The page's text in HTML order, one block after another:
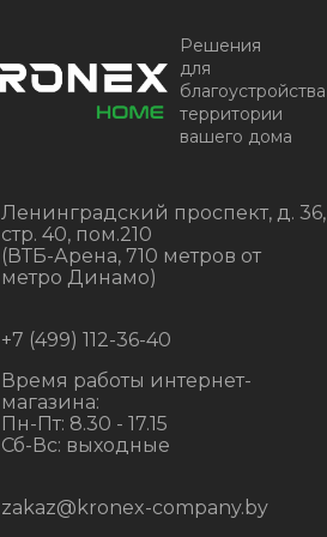
-
КУПИТЬ
Решения
для
благоустройства
территории
вашего дома
Ленинградский проспект, д. 36,
стр. 40, пом.210
(ВТБ-Арена, 710 метров от
метро Динамо)
+7 (499) 112-36-40
Время работы интернет-
магазина:
Пн-Пт: 8.30 - 17.15
Сб-Вс: выходные
zakaz@kronex-company.by